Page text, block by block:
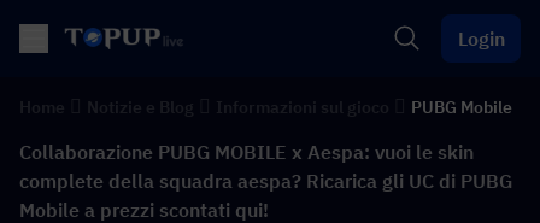
Login
PUBG Mobile
Collaborazione PUBG MOBILE x Aespa: vuoi le skin
complete della squadra aespa? Ricarica gli UC di PUBG
Mobile a prezzi scontati qui!